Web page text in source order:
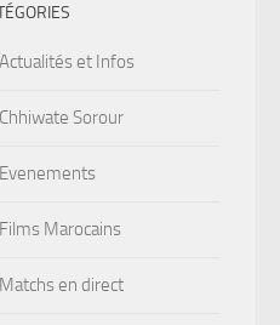
Actualités et Infos
Chhiwate Sorour
Evenements
Films Marocains
Matchs en direct